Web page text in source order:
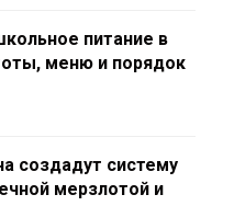
питание в
меню и порядок
создадут систему
мерзлотой и